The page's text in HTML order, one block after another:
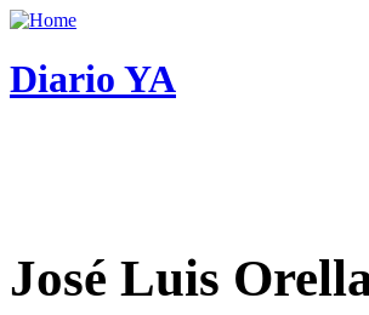
Diario YA
José Luis